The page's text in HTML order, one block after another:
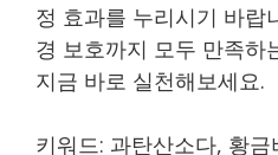
정 효과를 누리시기 바랍
경 보호까지 모두 만족하
지금 바로 실천해보세요.
키워드: 과탄산소다, 황